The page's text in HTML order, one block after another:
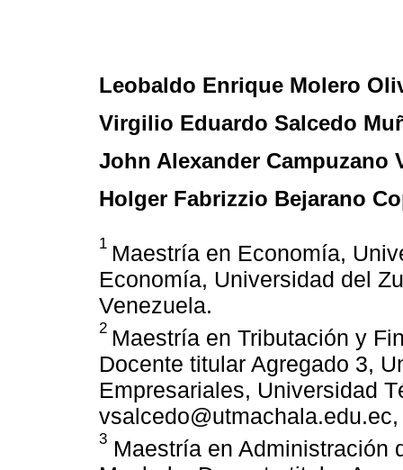
Leobaldo Enrique Molero
Virgilio Eduardo Salcedo
John Alexander Campuzano
Holger Fabrizzio Bejarano
1 Maestría en Economía,
Economía, Universidad del
Venezuela.
2 Maestría en Tributación y
Docente titular Agregado 3,
Empresariales, Universidad
3 Maestría en Administración